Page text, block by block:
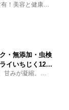
性バター コール
製
！美容と健康を
原料の植物性バ
・無添加・虫検
イいちじく120
♪
みが凝縮。とろ
でお得に！